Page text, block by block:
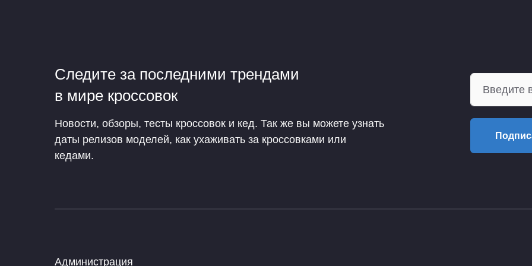
Следите за последними трендами
в мире кроссовок
Новости, обзоры, тесты кроссовок и кед. Так же вы можете узнать
даты релизов моделей, как ухаживать за кроссовками или
кедами.
Администрация